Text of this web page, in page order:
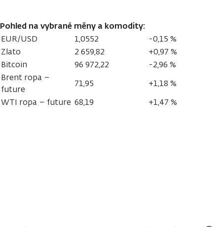
Pohled na vybrané měny a komodity:
EUR/USD 1,0552
-0,15 %
Zlato
2 659,82
+0,97 %
Bitcoin
96 972,22
-2,96 %
Brent ropa –
future
71,95
+1,18 %
WTI ropa – future 68,19 +1,47 %